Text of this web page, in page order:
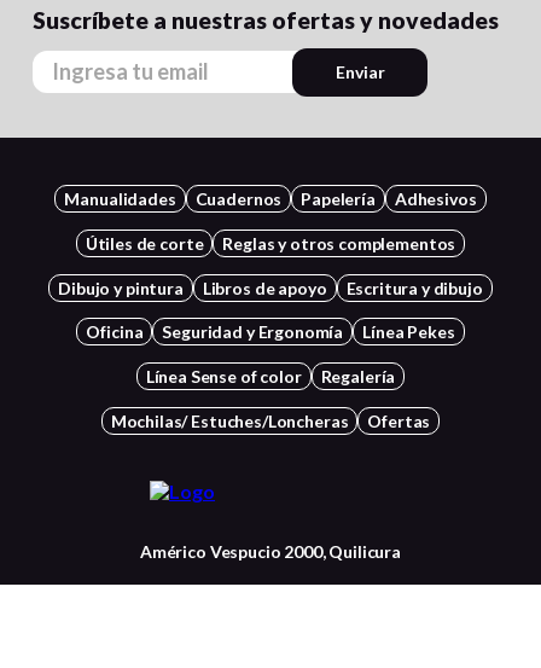
Suscríbete a nuestras ofertas y novedades
Enviar
Manualidades Cuadernos Papelería Adhesivos
Útiles de corte Reglas y otros complementos
Dibujo y pintura Libros de apoyo Escritura y dibujo
Oficina Seguridad y Ergonomía Línea Pekes
Línea Sense of color Regalería
Mochilas/ Estuches/Loncheras Ofertas
Américo Vespucio 2000, Quilicura